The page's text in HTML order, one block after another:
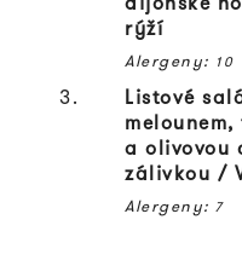
rýží
Alergeny: 10
3.
Listové
a olivovou
zálivkou /
Alergeny: 7